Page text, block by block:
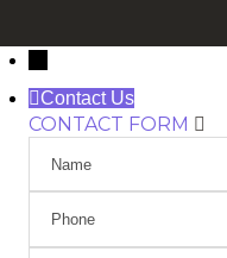
Contact Us
CONTACT FORM